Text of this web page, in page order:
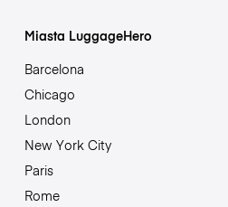
Miasta LuggageHero
Barcelona
Chicago
London
New York City
Paris
Rome